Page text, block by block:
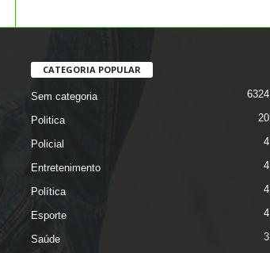
CATEGORIA POPULAR
Sem categoria 6324
Politica 20
Policial 4
Entretenimento 4
Política 4
Esporte 4
Saúde 3